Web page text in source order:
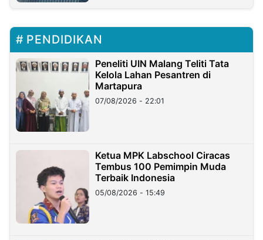
PENDIDIKAN
Peneliti UIN Malang Teliti Tata
Kelola Lahan Pesantren di
Martapura
07/08/2026 - 22:01
Ketua MPK Labschool Ciracas
Tembus 100 Pemimpin Muda
Terbaik Indonesia
05/08/2026 - 15:49